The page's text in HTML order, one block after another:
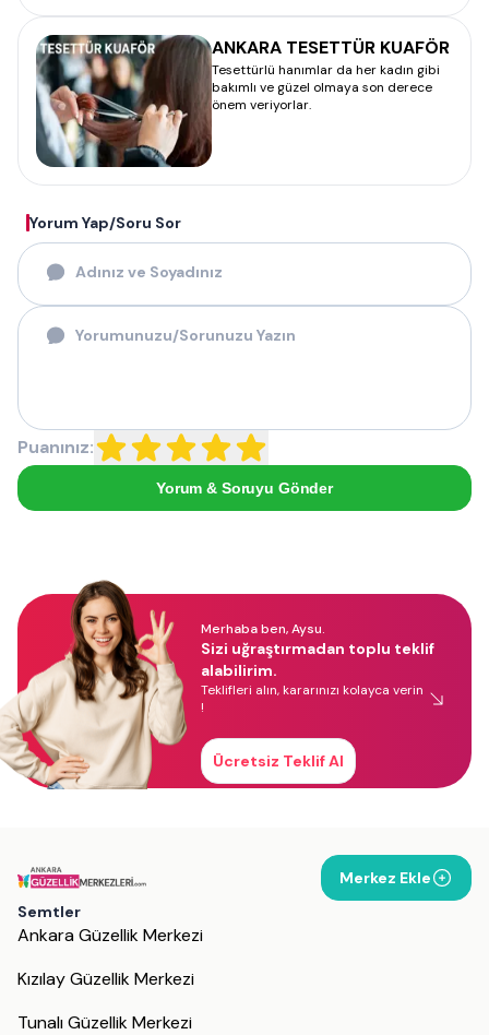
ANKARA TESETTÜR KUAFÖR
Tesettürlü hanımlar da her kadın gibi
bakımlı ve güzel olmaya son derece
önem veriyorlar.
Yorum Yap/Soru Sor
Puanınız:
Yorum & Soruyu Gönder
Merhaba ben, Aysu.
Sizi uğraştırmadan toplu teklif
alabilirim.
Teklifleri alın, kararınızı kolayca verin
!
Ücretsiz Teklif Al
Merkez Ekle
Semtler
Ankara Güzellik Merkezi
Kızılay Güzellik Merkezi
Tunalı Güzellik Merkezi